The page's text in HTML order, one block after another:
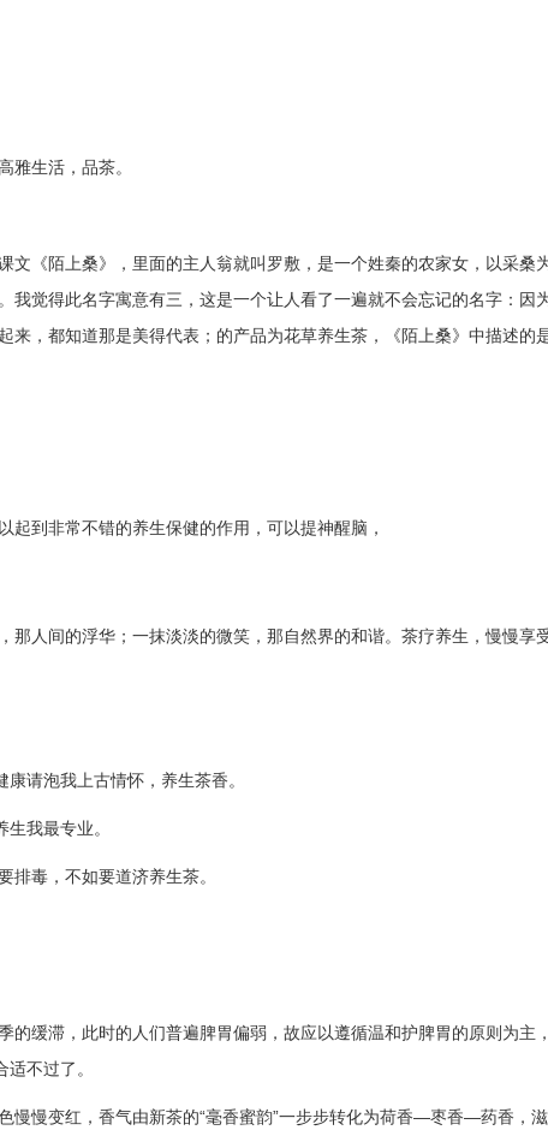
生活，品茶。
《陌上桑》，里面的主人翁就叫罗敷，是一个姓秦的农家女，以采桑
我觉得此名字寓意有三，这是一个让人看了一遍就不会忘记的名字：因
来，都知道那是美得代表；的产品为花草养生茶，《陌上桑》中描述的
到非常不错的养生保健的作用，可以提神醒脑，
那人间的浮华；一抹淡淡的微笑，那自然界的和谐。茶疗养生，慢慢享
请泡我上古情怀，养生茶香。
我最专业。
毒，不如要道济养生茶。
的缓滞，此时的人们普遍脾胃偏弱，故应以遵循温和护脾胃的原则为主
不过了。
慢慢变红，香气由新茶的“毫香蜜韵”一步步转化为荷香—枣香—药香，